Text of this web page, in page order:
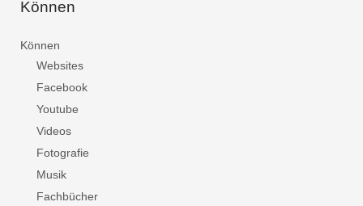
Können
Können
Websites
Facebook
Youtube
Videos
Fotografie
Musik
Fachbücher